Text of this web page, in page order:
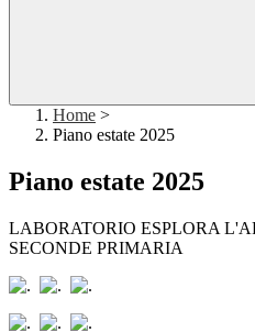
Home >
Piano estate 2025
Piano estate 2025
LABORATORIO ESPLORA
SECONDE PRIMARIA